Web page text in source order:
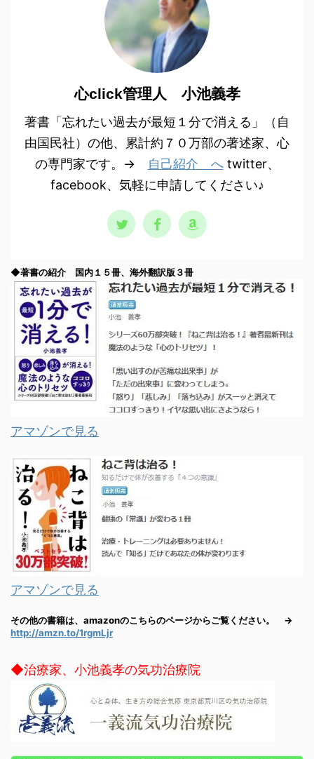
心click管理人 小池義孝
著書「忘れたい過去が最短１分で消える」（自
由国民社）の他、累計約７０万部の著述家、心
の専門家です。→
自己紹介 へtwitter、
facebook、気軽に申請してください♪
◆著書の紹介 国内１５冊、海外翻訳版３冊
アマゾンで見る
アマゾンで見る
その他の書籍は、amazonのこちらのページからご覧ください。 →
http://amzn.to/1rgmLjr
◆治療家、小池義孝の気功治療院